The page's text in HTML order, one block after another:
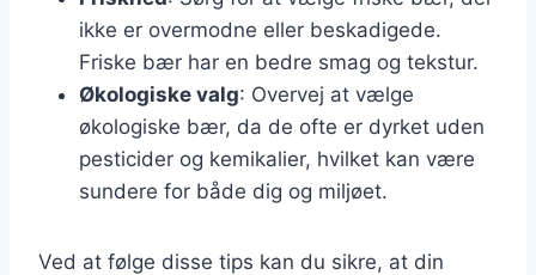
ikke er overmodne eller beskadigede.
Friske bær har en bedre smag og tekstur.
Økologiske valg: Overvej at vælge
økologiske bær, da de ofte er dyrket uden
pesticider og kemikalier, hvilket kan være
sundere for både dig og miljøet.
Ved at følge disse tips kan du sikre, at din